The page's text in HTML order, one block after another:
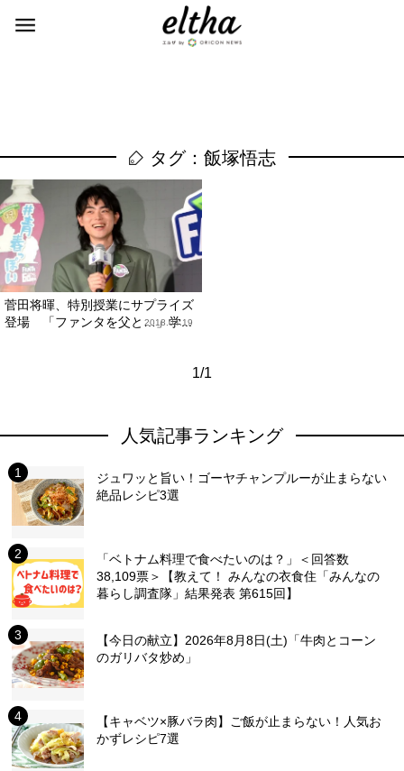
タグ：飯塚悟志
菅田将暉、特別授業にサプライズ
登場 「ファンタを父と…」学...
2018.04.19
1/1
人気記事ランキング
ジュワッと旨い！ゴーヤチャンプルーが止まらない
絶品レシピ3選
「ベトナム料理で食べたいのは？」＜回答数
38,109票＞【教えて！ みんなの衣食住「みんなの
暮らし調査隊」結果発表 第615回】
【今日の献立】2026年8月8日(土)「牛肉とコーン
のガリバタ炒め」
【キャベツ×豚バラ肉】ご飯が止まらない！人気お
かずレシピ7選